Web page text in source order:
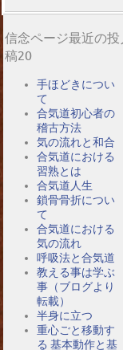
信念ページ最近の投
稿20
手ほどきについ
て
合気道初心者の
稽古方法
気の流れと和合
合気道における
習熟とは
合気道人生
鎖骨骨折につい
て
合気道における
気の流れ
呼吸法と合気道
教える事は学ぶ
事（ブログより
転載）
半身に立つ
重心ごと移動す
る 基本動作と基